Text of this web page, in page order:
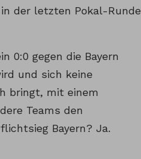
der letzten Pokal-Runde
0:0 gegen die Bayern
und sich keine
bringt, mit einem
Teams den
Bayern? Ja.